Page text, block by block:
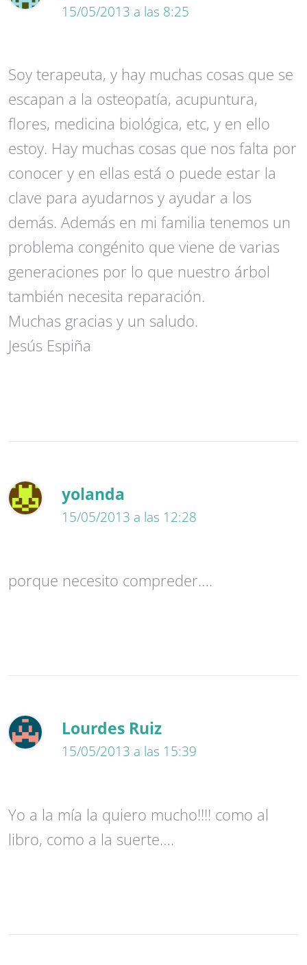
15/05/2013 a las 8:25
Soy terapeuta, y hay muchas cosas que se
escapan a la osteopatía, acupuntura,
flores, medicina biológica, etc, y en ello
estoy. Hay muchas cosas que nos falta por
conocer y en ellas está o puede estar la
clave para ayudarnos y ayudar a los
demás. Además en mi familia tenemos un
problema congénito que viene de varias
generaciones por lo que nuestro árbol
también necesita reparación.
Muchas gracias y un saludo.
Jesús Espiña
yolanda
15/05/2013 a las 12:28
porque necesito compreder….
Lourdes Ruiz
15/05/2013 a las 15:39
Yo a la mía la quiero mucho!!!! como al
libro, como a la suerte….